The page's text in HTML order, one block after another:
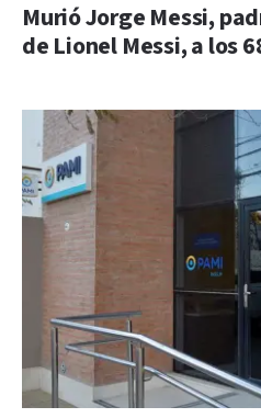
Murió Jorge Messi,
de Lionel Messi, a los